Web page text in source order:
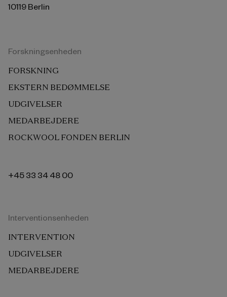
10119 Berlin
Forskningsenheden
FORSKNING
EKSTERN BEDØMMELSE
UDGIVELSER
MEDARBEJDERE
ROCKWOOL FONDEN BERLIN
+45 33 34 48 00
Interventionsenheden
INTERVENTION
UDGIVELSER
MEDARBEJDERE